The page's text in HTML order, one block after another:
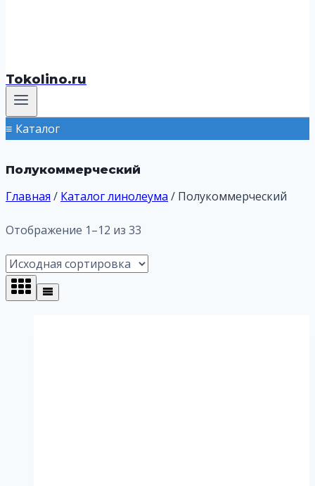
Tokolino.ru
Каталог
Полукоммерческий
Главная / Каталог линолеума / Полукоммерческий
Отображение 1–12 из 33